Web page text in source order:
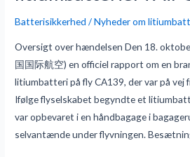
Batterisikkerhed / Nyheder om
Oversigt over hændelsen Den 18.
国国际航空) en officiel rapport om en
litiumbatteri på fly CA139, der var på vej
Ifølge flyselskabet begyndte et
var opbevaret i en håndbagage i
selvantænde under flyvningen.